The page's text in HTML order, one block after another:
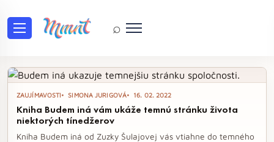
⌕
Tag: kniha
ZAUJÍMAVOSTI SIMONA JURIGOVÁ 16. 02. 2022
Kniha Budem iná vám ukáže temnú stránku života
niektorých tínedžerov
Kniha Budem iná od Zuzky Šulajovej vás vtiahne do temného